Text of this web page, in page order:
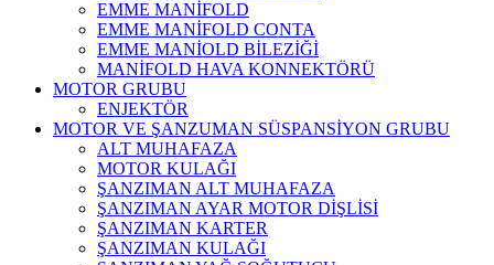
EMME MANİFOLD
EMME MANİFOLD CONTA
EMME MANİOLD BİLEZİĞİ
MANİFOLD HAVA KONNEKTÖRÜ
MOTOR GRUBU
ENJEKTÖR
MOTOR VE ŞANZUMAN SÜSPANSİYON GRUBU
ALT MUHAFAZA
MOTOR KULAĞI
ŞANZIMAN ALT MUHAFAZA
ŞANZIMAN AYAR MOTOR DİŞLİSİ
ŞANZIMAN KARTER
ŞANZIMAN KULAĞI